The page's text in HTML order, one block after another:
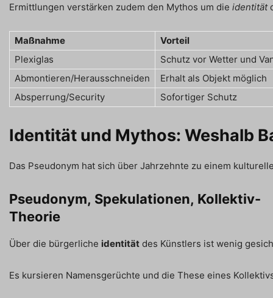
Ermittlungen verstärken zudem den Mythos um die identität
Maßnahme
Vorteil
Plexiglas
Schutz vor Wetter und
Abmontieren/Herausschneiden
Erhalt als Objekt möglich
Absperrung/Security
Sofortiger Schutz
Identität und Mythos: Weshalb
Das Pseudonym hat sich über Jahrzehnte zu einem
Pseudonym, Spekulationen, Kollektiv-
Theorie
Über die bürgerliche identität des Künstlers ist wenig
Es kursieren Namensgerüchte und die These eines